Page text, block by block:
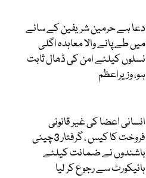
دعا ہے حرمین شریفین کے سائے
میں طے پانے والا معاہدہ اگلی
نسلوں کیلئے امن کی ڈھال ثابت
ہو، وزیراعظم
انسانی اعضا کی غیر قانونی
فروخت کا کیس ، گرفتار 3چینی
باشندوں نے ضمانت کیلئے
ہائیکورٹ سے رجوع کر لیا